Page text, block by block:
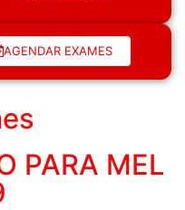
AGENDAR EXAMES
PARA MEL